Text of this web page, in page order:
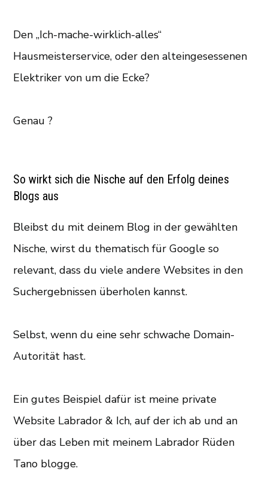
Den „Ich-mache-wirklich-alles“
Hausmeisterservice, oder den alteingesessenen
Elektriker von um die Ecke?
Genau ?
So wirkt sich die Nische auf den Erfolg deines
Blogs aus
Bleibst du mit deinem Blog in der gewählten
Nische, wirst du thematisch für Google so
relevant, dass du viele andere Websites in den
Suchergebnissen überholen kannst.
Selbst, wenn du eine sehr schwache Domain-
Autorität hast.
Ein gutes Beispiel dafür ist meine private
Website Labrador & Ich, auf der ich ab und an
über das Leben mit meinem Labrador Rüden
Tano blogge.